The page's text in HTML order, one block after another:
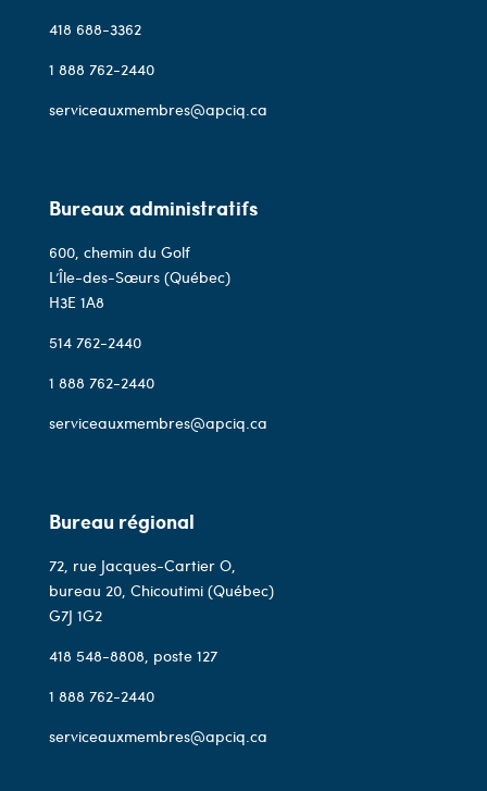
418 688-3362
1 888 762-2440
serviceauxmembres@apciq.ca
Bureaux administratifs
600, chemin du Golf
L’Île-des-Sœurs (Québec)
H3E 1A8
514 762-2440
1 888 762-2440
serviceauxmembres@apciq.ca
Bureau régional
72, rue Jacques-Cartier O,
bureau 20, Chicoutimi (Québec)
G7J 1G2
418 548-8808, poste 127
1 888 762-2440
serviceauxmembres@apciq.ca